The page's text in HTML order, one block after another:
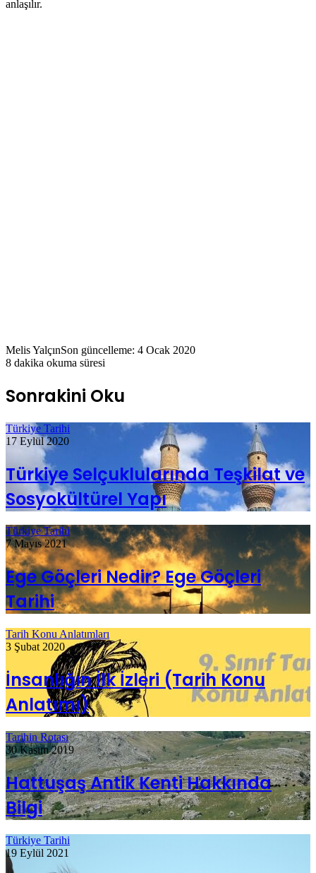
anlaşılır.
Melis YalçınSon güncelleme: 4 Ocak 2020
8 dakika okuma süresi
Sonrakini Oku
Türkiye Tarihi
17 Eylül 2020
Türkiye Selçuklularında Teşkilat ve
Sosyokültürel Yapı
Türkiye Tarihi
7 Mayıs 2021
Ege Göçleri Nedir? Ege Göçleri
Tarihi
Tarih Konu Anlatımları
3 Şubat 2020
İnsanlığın İlk İzleri (Tarih Konu
Anlatımı)
Tarihin Rotası
30 Kasım 2019
Hattuşaş Antik Kenti Hakkında
Bilgi
Türkiye Tarihi
19 Eylül 2021